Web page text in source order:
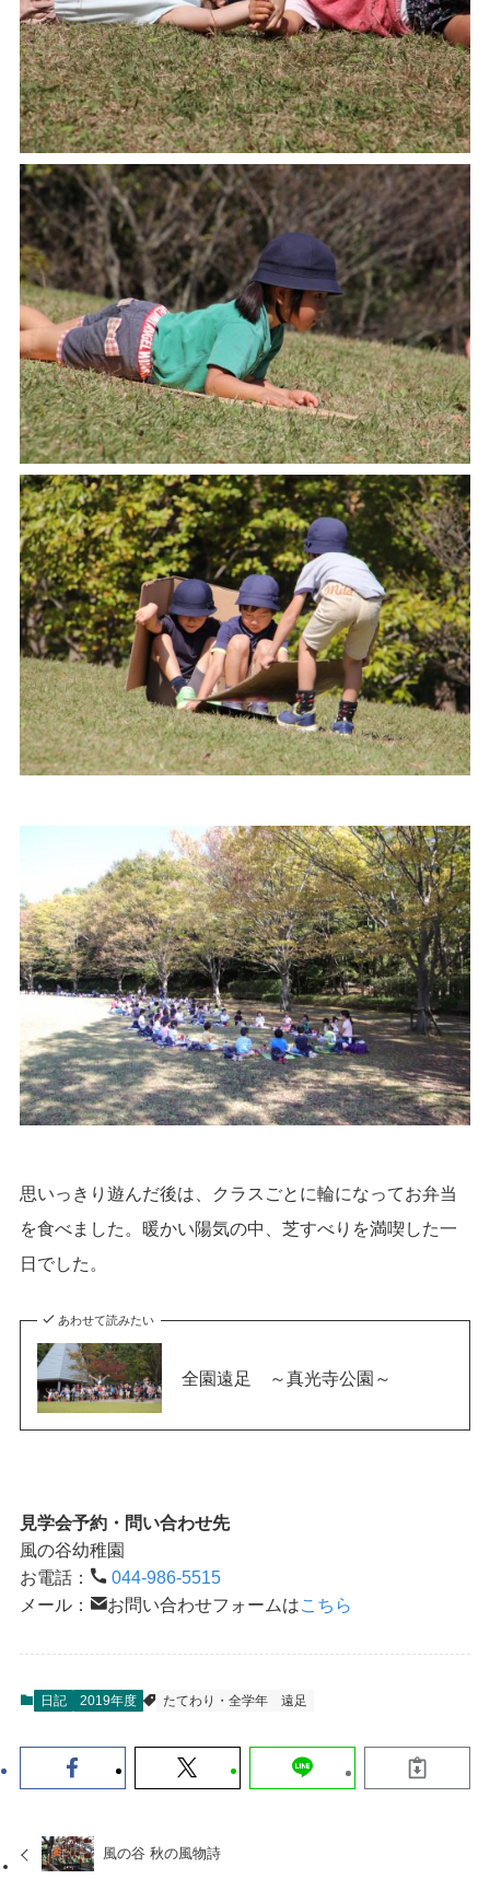
思いっきり遊んだ後は、クラスごとに輪になってお弁当
を食べました。暖かい陽気の中、芝すべりを満喫した一
日でした。
あわせて読みたい
全園遠足 ～真光寺公園～
見学会予約・問い合わせ先
風の谷幼稚園
お電話：
044-986-5515
メール：
お問い合わせフォームはこちら
日記 2019年度 たてわり・全学年 遠足
風の谷 秋の風物詩